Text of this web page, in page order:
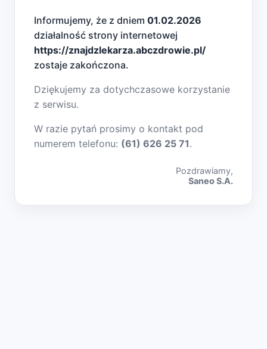
Informujemy, że z dniem 01.02.2026
działalność strony internetowej
https://znajdzlekarza.abczdrowie.pl/
zostaje zakończona.
Dziękujemy za dotychczasowe korzystanie
z serwisu.
W razie pytań prosimy o kontakt pod
numerem telefonu: (61) 626 25 71.
Pozdrawiamy,
Saneo S.A.